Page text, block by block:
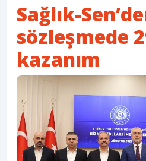
Sağlık-
sözleşmede
kazanım